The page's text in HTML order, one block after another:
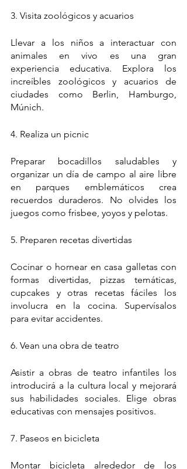
3. Visita zoológicos y acuarios
Llevar a los niños a interactuar con
animales en vivo es una gran
experiencia educativa. Explora los
increíbles zoológicos y acuarios de
ciudades como Berlin, Hamburgo,
Múnich.
4. Realiza un picnic
Preparar bocadillos saludables y
organizar un día de campo al aire libre
en parques emblemáticos crea
recuerdos duraderos. No olvides los
juegos como frisbee, yoyos y pelotas.
5. Preparen recetas divertidas
Cocinar o hornear en casa galletas con
formas divertidas, pizzas temáticas,
cupcakes y otras recetas fáciles los
involucra en la cocina. Supervísalos
para evitar accidentes.
6. Vean una obra de teatro
Asistir a obras de teatro infantiles los
introducirá a la cultura local y mejorará
sus habilidades sociales. Elige obras
educativas con mensajes positivos.
7. Paseos en bicicleta
Montar bicicleta alrededor de los